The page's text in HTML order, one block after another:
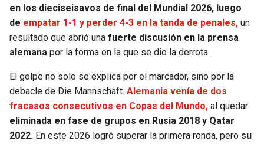
VIKINGS
PANTHERS
SAINTS
THUNDER
JAZZ
en los dieciseisavos de final del Mundial 2026, luego
de empatar 1-1 y perder 4-3 en la tanda de penales, un
resultado que abrió una fuerte discusión en la prensa
alemana por la forma en la que se dio la derrota.
El golpe no solo se explica por el marcador, sino por la
debacle de Die Mannschaft. Alemania venía de dos
fracasos consecutivos en Copas del Mundo, al quedar
eliminada en fase de grupos en Rusia 2018 y Qatar
2022. En este 2026 logró superar la primera ronda, pero su